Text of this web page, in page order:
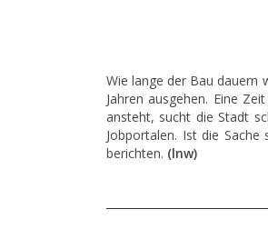
Wie lange der Bau dauern
Jahren ausgehen. Eine
ansteht, sucht die Stadt
Jobportalen. Ist die
berichten. (lnw)